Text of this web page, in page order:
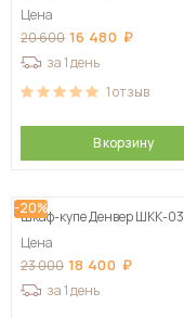
Цена
20 600 16 480
за 1 день
1отзыв
В корзину
-20%
Шкаф-купе Денвер ШКК-03
Цена
23 000 18 400
за 1 день